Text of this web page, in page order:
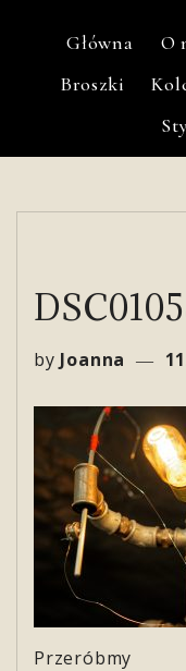
Główna O
Broszki
by Joanna
Przeróbmy